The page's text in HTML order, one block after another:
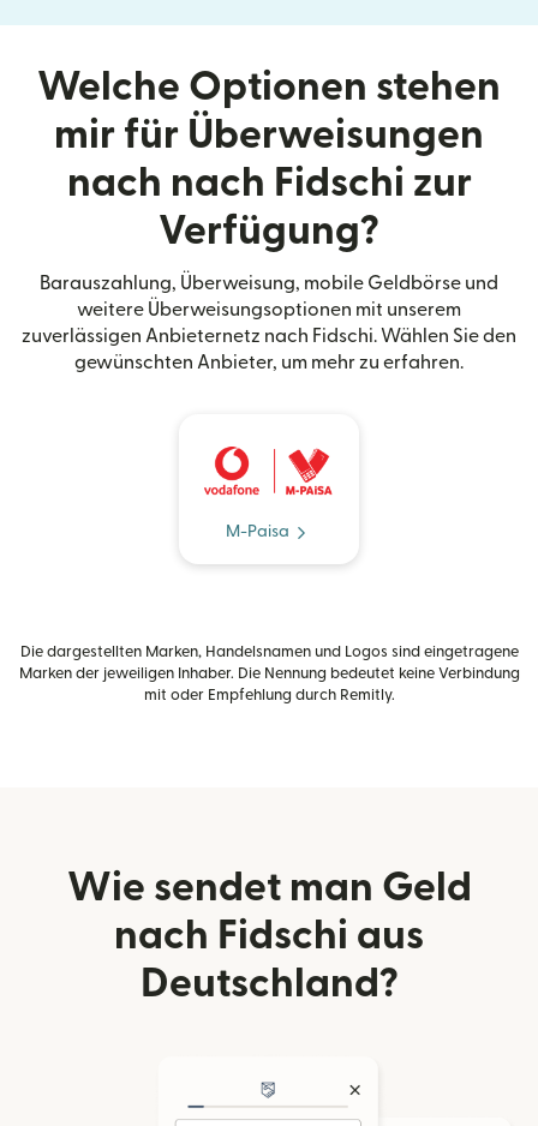
Welche Optionen stehen
mir für Überweisungen
nach nach Fidschi zur
Verfügung?
Barauszahlung, Überweisung, mobile Geldbörse und
weitere Überweisungsoptionen mit unserem
zuverlässigen Anbieternetz nach Fidschi. Wählen Sie den
gewünschten Anbieter, um mehr zu erfahren.
M-Paisa
Die dargestellten Marken, Handelsnamen und Logos sind eingetragene
Marken der jeweiligen Inhaber. Die Nennung bedeutet keine Verbindung
mit oder Empfehlung durch Remitly.
Wie sendet man Geld
nach Fidschi aus
Deutschland?